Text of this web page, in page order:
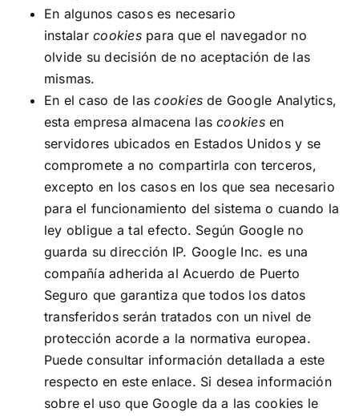
En algunos casos es necesario
instalarcookiespara que el navegador no
olvide su decisión de no aceptación de las
mismas.
En el caso de lascookies de Google Analytics,
esta empresa almacena lascookiesen
servidores ubicados en Estados Unidos y se
compromete a no compartirla con terceros,
excepto en los casos en los que sea necesario
para el funcionamiento del sistema o cuando la
ley obligue a tal efecto. Según Google no
guarda su dirección IP. Google Inc. es una
compañía adherida al Acuerdo de Puerto
Seguro que garantiza que todos los datos
transferidos serán tratados con un nivel de
protección acorde a la normativa europea.
Puede consultar información detallada a este
respectoen este enlace. Si desea información
sobre el uso que Google da a las cookies le